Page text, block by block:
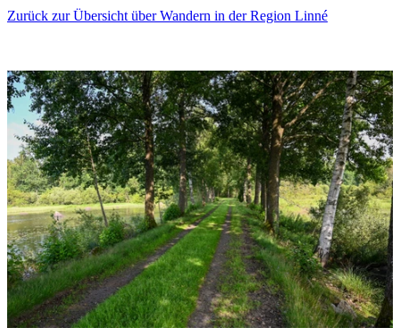
Zurück zur Übersicht über Wandern in der Region Linné
Bildergalerie